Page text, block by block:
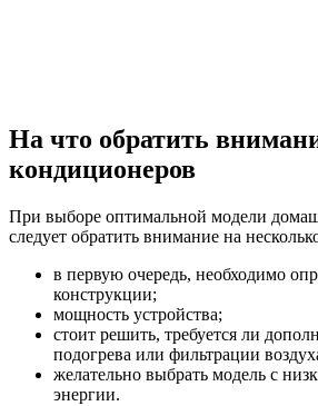
На что обратить
кондиционеров
При выборе оптимальной модели
следует обратить внимание на
в первую очередь, необходимо
конструкции;
мощность устройства;
стоит решить, требуется ли
подогрева или фильтрации
желательно выбрать модель с
энергии.